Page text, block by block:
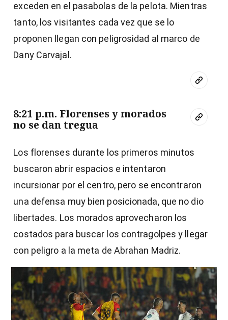
exceden en el pasabolas de la pelota. Mientras
tanto, los visitantes cada vez que se lo
proponen llegan con peligrosidad al marco de
Dany Carvajal.
8:21 p.m. Florenses y morados
no se dan tregua
Los florenses durante los primeros minutos
buscaron abrir espacios e intentaron
incursionar por el centro, pero se encontraron
una defensa muy bien posicionada, que no dio
libertades. Los morados aprovecharon los
costados para buscar los contragolpes y llegar
con peligro a la meta de Abrahan Madriz.